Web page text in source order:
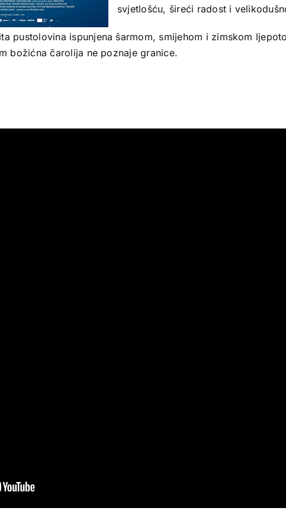
svjetlošću, šireći radost i
pustolovina ispunjena šarmom, smijehom i zimskom
božićna čarolija ne poznaje granice.